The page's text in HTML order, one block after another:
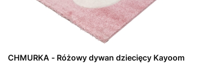
CHMURKA - Różowy dywan dziecięcy Kayoom